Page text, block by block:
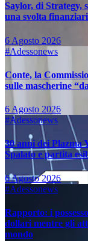
Saylor, di Strategy,
una svolta
6 Agosto 2026
#Adessonews
Conte, la
sulle mascherine
6 Agosto 2026
#Adessonews
30 anni dei Plazma
Spalato e partita
6 Agosto 2026
#Adessonews
Rapporto: i
dollari mentre gli
mondo